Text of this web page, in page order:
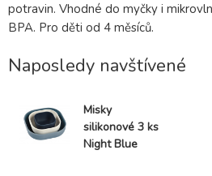
potravin. Vhodné do myčky i
BPA. Pro děti od 4 měsíců.
Naposledy navštívené
Misky
silikonové 3 ks
Night Blue